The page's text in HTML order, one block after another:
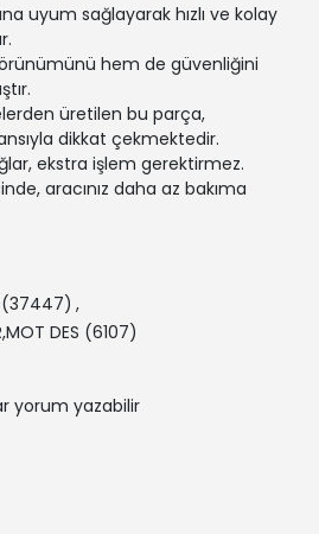
uyum sağlayarak hızlı ve kolay
hem de güvenliğini
üretilen bu parça,
dikkat çekmektedir.
ekstra işlem gerektirmez.
aracınız daha az bakıma
(37447) ,
DES (6107)
yorum yazabilir